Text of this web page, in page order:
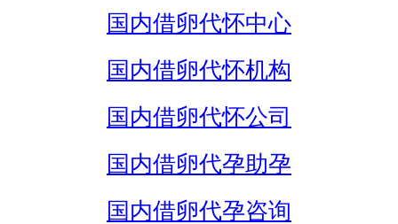
国内借卵代怀中心
国内借卵代怀机构
国内借卵代怀公司
国内借卵代孕助孕
国内借卵代孕咨询